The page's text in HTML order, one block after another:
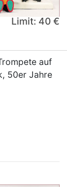
Limit: 40 €
auf
50er Jahre